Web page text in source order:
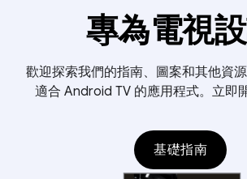
專為電視
歡迎探索我們的指南、圖案和其他資
適合 Android TV 的應用程式。立即
基礎指南